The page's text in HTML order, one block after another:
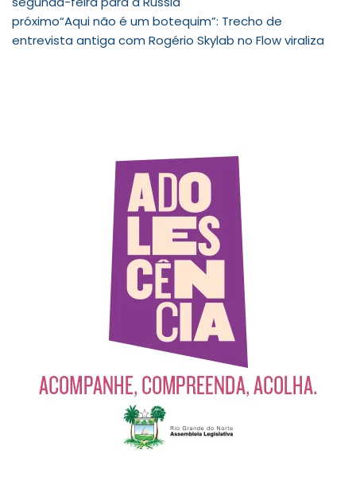
próximo“Aqui não é um botequim”: Trecho de
entrevista antiga com Rogério Skylab no Flow viraliza